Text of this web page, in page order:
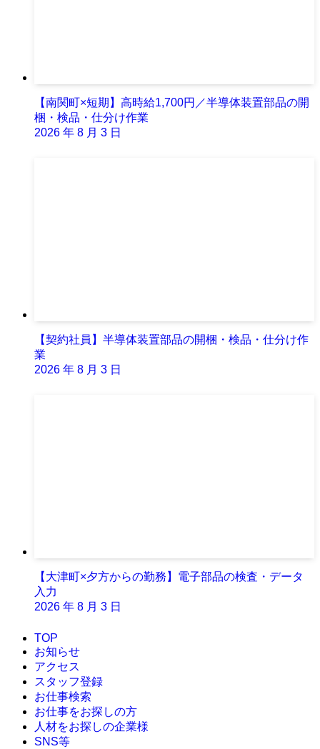
【南関町×短期】高時給1,700円／半導体装置部品の開
梱・検品・仕分け作業
2026 年 8 月 3 日
【契約社員】半導体装置部品の開梱・検品・仕分け作
業
2026 年 8 月 3 日
【大津町×夕方からの勤務】電子部品の検査・データ
入力
2026 年 8 月 3 日
TOP
お知らせ
アクセス
スタッフ登録
お仕事検索
お仕事をお探しの方
人材をお探しの企業様
SNS等